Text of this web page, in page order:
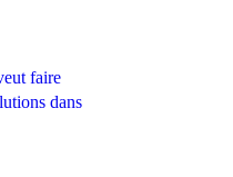
faire
dans